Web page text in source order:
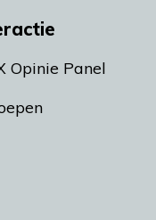
Opinie Panel